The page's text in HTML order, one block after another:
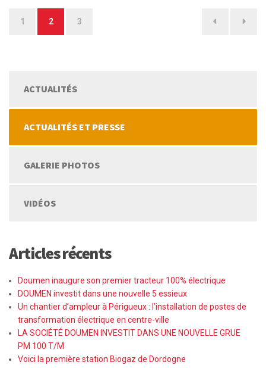
Pagination
1 2 3
ACTUALITÉS
ACTUALITÉS ET PRESSE
GALERIE PHOTOS
VIDÉOS
Articles récents
Doumen inaugure son premier tracteur 100% électrique
DOUMEN investit dans une nouvelle 5 essieux
Un chantier d’ampleur à Périgueux : l’installation de postes de
transformation électrique en centre-ville
LA SOCIÉTÉ DOUMEN INVESTIT DANS UNE NOUVELLE GRUE
PM 100 T/M
Voici la première station Biogaz de Dordogne